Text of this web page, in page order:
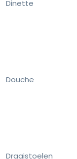
Dinette
Douche
Draaistoelen